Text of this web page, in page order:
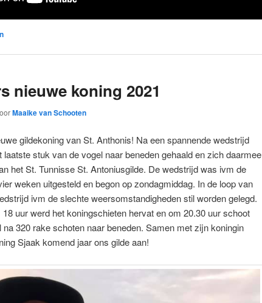
nieuwe koning 2021
Maaike van Schooten
gildekoning van St. Anthonis! Na een spannende wedstrijd
laatste stuk van de vogel naar beneden gehaald en zich daarmee
het St. Tunnisse St. Antoniusgilde. De wedstrijd was ivm de
weken uitgesteld en begon op zondagmiddag. In de loop van
ivm de slechte weersomstandigheden stil worden gelegd.
uur werd het koningschieten hervat en om 20.30 uur schoot
320 rake schoten naar beneden. Samen met zijn koningin
Sjaak komend jaar ons gilde aan!